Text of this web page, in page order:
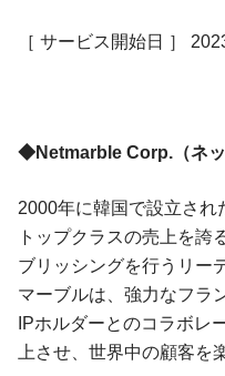
［ サービス開始日 ］
◆Netmarble Corp.（ネ
2000年に韓国で設立さ
トップクラスの売上を誇
ブリッシングを行うリー
マーブルは、強力なフラ
IPホルダーとのコラボレ
上させ、世界中の顧客を